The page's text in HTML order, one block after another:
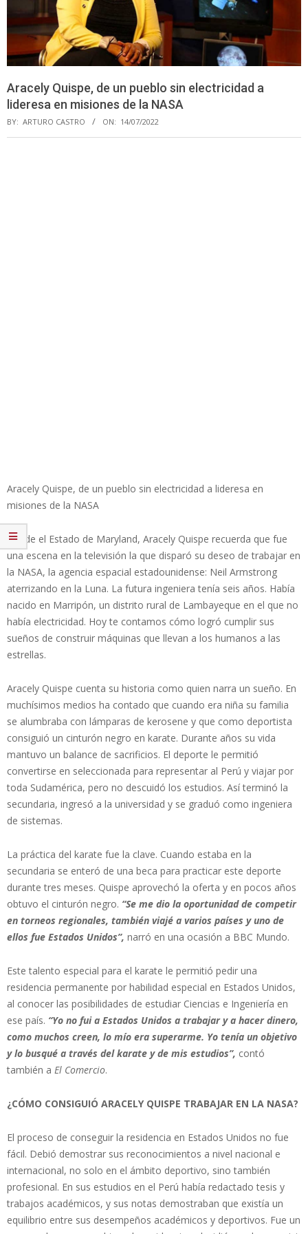
Aracely Quispe, de un pueblo sin electricidad a
lideresa en misiones de la NASA
BY: ARTURO CASTRO ON: 14/07/2022
Aracely Quispe, de un pueblo sin electricidad a lideresa en
misiones de la NASA
Desde el Estado de Maryland, Aracely Quispe recuerda que fue
una escena en la televisión la que disparó su deseo de trabajar en
la NASA, la agencia espacial estadounidense: Neil Armstrong
aterrizando en la Luna. La futura ingeniera tenía seis años. Había
nacido en Marripón, un distrito rural de Lambayeque en el que no
había electricidad. Hoy te contamos cómo logró cumplir sus
sueños de construir máquinas que llevan a los humanos a las
estrellas.
Aracely Quispe cuenta su historia como quien narra un sueño. En
muchísimos medios ha contado que cuando era niña su familia
se alumbraba con lámparas de kerosene y que como deportista
consiguió un cinturón negro en karate. Durante años su vida
mantuvo un balance de sacrificios. El deporte le permitió
convertirse en seleccionada para representar al Perú y viajar por
toda Sudamérica, pero no descuidó los estudios. Así terminó la
secundaria, ingresó a la universidad y se graduó como ingeniera
de sistemas.
La práctica del karate fue la clave. Cuando estaba en la
secundaria se enteró de una beca para practicar este deporte
durante tres meses. Quispe aprovechó la oferta y en pocos años
obtuvo el cinturón negro. “Se me dio la oportunidad de competir
en torneos regionales, también viajé a varios países y uno de
ellos fue Estados Unidos”, narró en una ocasión a BBC Mundo.
Este talento especial para el karate le permitió pedir una
residencia permanente por habilidad especial en Estados Unidos,
al conocer las posibilidades de estudiar Ciencias e Ingeniería en
ese país. “Yo no fui a Estados Unidos a trabajar y a hacer dinero,
como muchos creen, lo mío era superarme. Yo tenía un objetivo
y lo busqué a través del karate y de mis estudios”, contó
también a El Comercio.
¿CÓMO CONSIGUIÓ ARACELY QUISPE TRABAJAR EN LA NASA?
El proceso de conseguir la residencia en Estados Unidos no fue
fácil. Debió demostrar sus reconocimientos a nivel nacional e
internacional, no solo en el ámbito deportivo, sino también
profesional. En sus estudios en el Perú había redactado tesis y
trabajos académicos, y sus notas demostraban que existía un
equilibrio entre sus desempeños académicos y deportivos. Fue un